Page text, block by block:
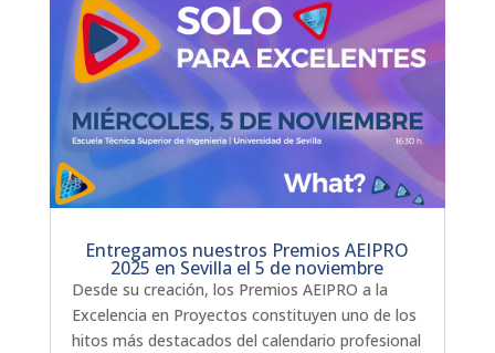
Entregamos nuestros Premios AEIPRO
2025 en Sevilla el 5 de noviembre
Desde su creación, los Premios AEIPRO a la
Excelencia en Proyectos constituyen uno de los
hitos más destacados del calendario profesional